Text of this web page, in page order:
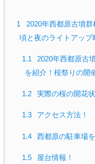
1
2020年西都原古墳
頃と夜のライトアップ
1.1
2020年西都原古
を紹介！桜祭りの開
1.2 実際の桜の開花
1.3 アクセス方法！
1.4 西都原の駐車場
1.5 屋台情報！